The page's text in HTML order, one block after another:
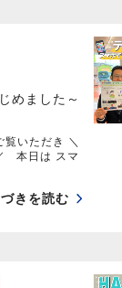
めました～
覧いただき ＼
本日は スマ
きを読む